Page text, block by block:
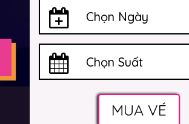
MUA VÉ